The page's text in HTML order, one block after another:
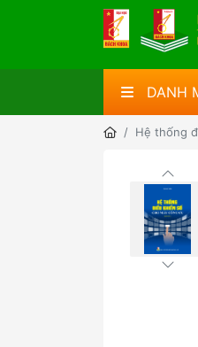
DANH
Hệ thống